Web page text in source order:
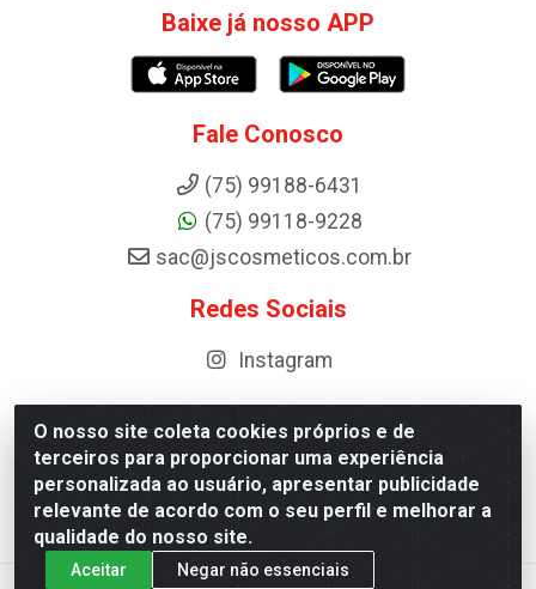
O nosso site coleta cookies próprios e de
terceiros para proporcionar uma experiência
personalizada ao usuário, apresentar publicidade
relevante de acordo com o seu perfil e melhorar a
qualidade do nosso site.
Aceitar Negar não essenciais
Baixe já nosso APP
Fale Conosco
(75) 99188-6431
(75) 99118-9228
sac@jscosmeticos.com.br
Redes Sociais
Instagram
Distribuidora de Cosméticos Antoneto LTDA - BA-052,
km 87 - Industrial, Ipirá - BA, 44600-000 - CNPJ
10.984.107/0001-75